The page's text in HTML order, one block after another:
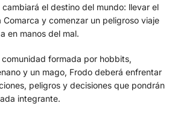
el destino del mundo: llevar el
Comarca y comenzar un peligroso viaje
en manos del mal.
formada por hobbits,
y un mago, Frodo deberá enfrentar
peligros y decisiones que pondrán
integrante.